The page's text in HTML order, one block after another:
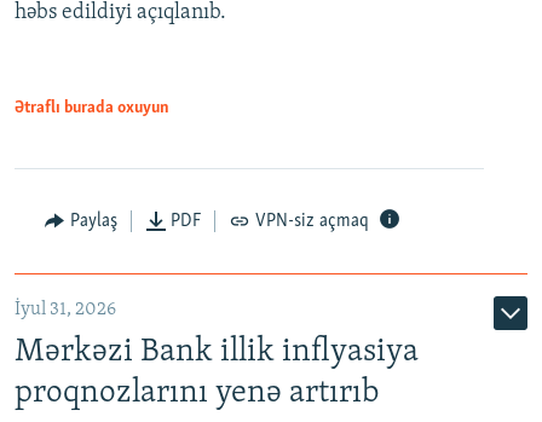
həbs edildiyi açıqlanıb.
Ətraflı burada oxuyun
Paylaş PDF VPN-siz açmaq
İyul 31, 2026
Mərkəzi Bank illik inflyasiya
proqnozlarını yenə artırıb